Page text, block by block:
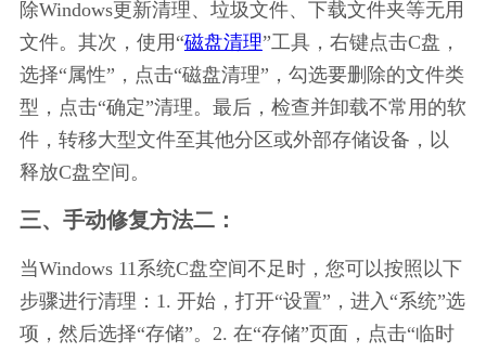
除Windows更新清理、垃圾文件、下载文件夹等无用
文件。其次，使用“磁盘清理”工具，右键点击C盘，
选择“属性”，点击“磁盘清理”，勾选要删除的文件类
型，点击“确定”清理。最后，检查并卸载不常用的软
件，转移大型文件至其他分区或外部存储设备，以
释放C盘空间。
三、手动修复方法二：
当Windows 11系统C盘空间不足时，您可以按照以下
步骤进行清理：1. 开始，打开“设置”，进入“系统”选
项，然后选择“存储”。2. 在“存储”页面，点击“临时